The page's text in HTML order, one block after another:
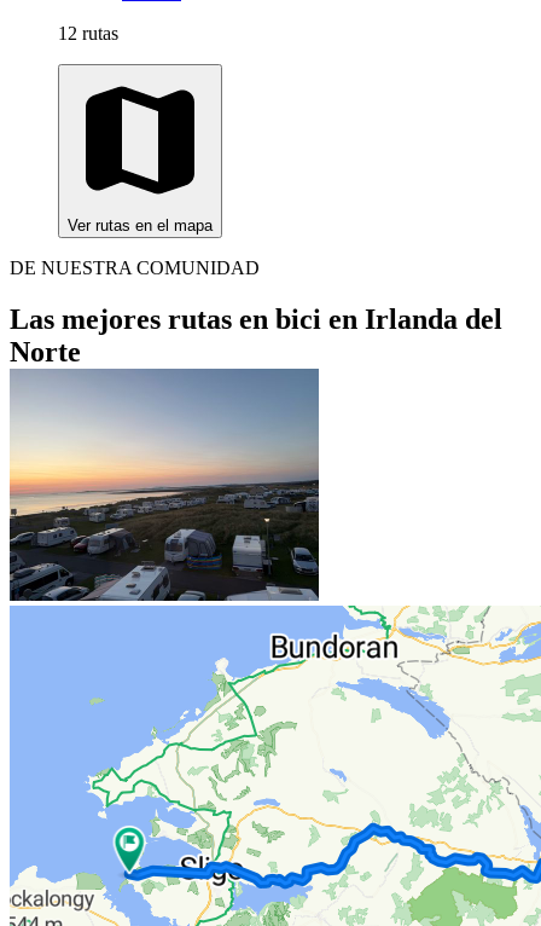
12 rutas
Ver rutas en el mapa
DE NUESTRA COMUNIDAD
Las mejores rutas en bici en Irlanda del
Norte